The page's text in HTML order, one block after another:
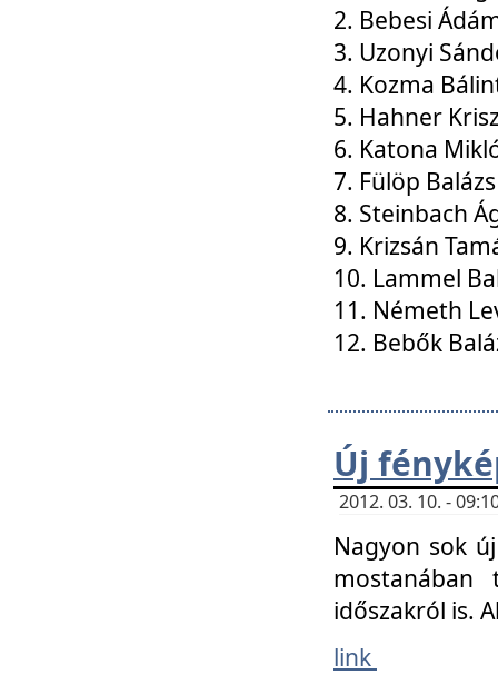
2. Bebesi
3. Uzonyi
4. Kozma
5. Hahner
6. Katona
7. Fülöp Balázs
8. Steinbach
9. Krizsán
10. Lammel
11. Németh
12. Bebők
Új
2012. 03. 10. -
Nagyon sok
mostanában
időszakról is.
link